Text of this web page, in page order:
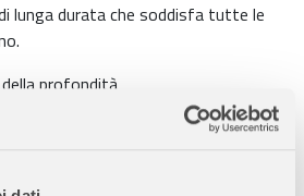
lunga durata che soddisfa tutte le
profondità
garantiscono una seduta